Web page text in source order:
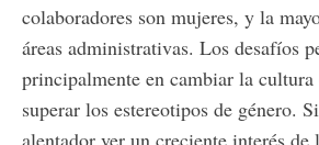
colaboradores son mujeres, y la
áreas administrativas. Los desafíos
principalmente en cambiar la
superar los estereotipos de género.
alentador ver un creciente interés de